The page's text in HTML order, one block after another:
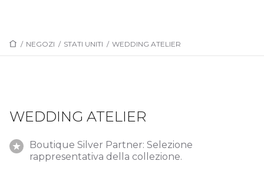
/ NEGOZI / STATI UNITI / WEDDING ATELIER
WEDDING ATELIER
Boutique Silver Partner: Selezione
rappresentativa della collezione.